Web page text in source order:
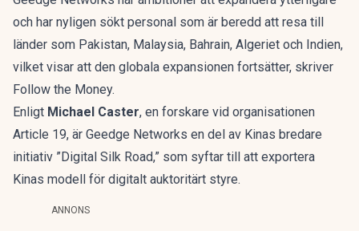
och har nyligen sökt personal som är beredd att resa till
länder som Pakistan, Malaysia, Bahrain, Algeriet och Indien,
vilket visar att den globala expansionen fortsätter, skriver
Follow the Money.
Enligt Michael Caster, en forskare vid organisationen
Article 19, är Geedge Networks en del av Kinas bredare
initiativ ”Digital Silk Road,” som syftar till att exportera
Kinas modell för digitalt auktoritärt styre.
ANNONS